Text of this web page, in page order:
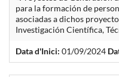
para la formación de
asociadas a dichos
Investigación Científica,
Data d'Inici: 01/09/2024